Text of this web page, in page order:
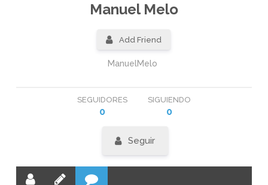
Manuel Melo
Add Friend
ManuelMelo
SEGUIDORES
0
SIGUIENDO
0
Seguir